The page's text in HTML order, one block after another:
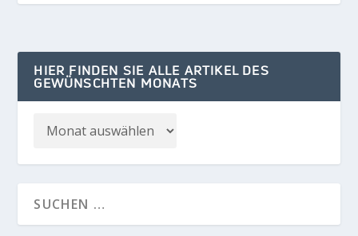
HIER FINDEN SIE ALLE ARTIKEL DES
GEWÜNSCHTEN MONATS